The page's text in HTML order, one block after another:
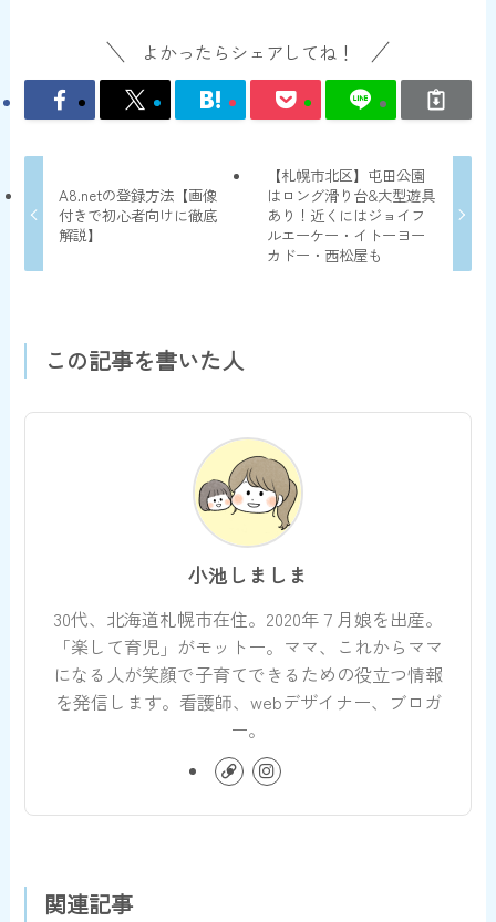
よかったらシェアしてね！
A8.netの登録方法【画像
付きで初心者向けに徹底
解説】
【札幌市北区】屯田公園
はロング滑り台&大型遊具
あり！近くにはジョイフ
ルエーケー・イトーヨー
カドー・西松屋も
この記事を書いた人
小池しましま
30代、北海道札幌市在住。2020年７月娘を出産。
「楽して育児」がモットー。ママ、これからママ
になる人が笑顔で子育てできるための役立つ情報
を発信します。看護師、webデザイナー、ブロガ
ー。
関連記事